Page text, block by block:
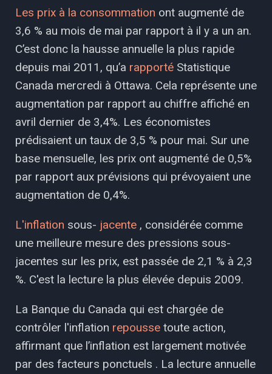
Les prix à la consommation ont augmenté de
3,6 % au mois de mai par rapport à il y a un an.
C’est donc la hausse annuelle la plus rapide
depuis mai 2011, qu’a rapporté Statistique
Canada mercredi à Ottawa. Cela représente une
augmentation par rapport au chiffre affiché en
avril dernier de 3,4%. Les économistes
prédisaient un taux de 3,5 % pour mai. Sur une
base mensuelle, les prix ont augmenté de 0,5%
par rapport aux prévisions qui prévoyaient une
augmentation de 0,4%.
L'inflation sous- jacente , considérée comme
une meilleure mesure des pressions sous-
jacentes sur les prix, est passée de 2,1 % à 2,3
%. C'est la lecture la plus élevée depuis 2009.
La Banque du Canada qui est chargée de
contrôler l'inflation repousse toute action,
affirmant que l’inflation est largement motivée
par des facteurs ponctuels . La lecture annuelle